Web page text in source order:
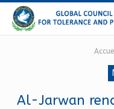
Al-Jarwan